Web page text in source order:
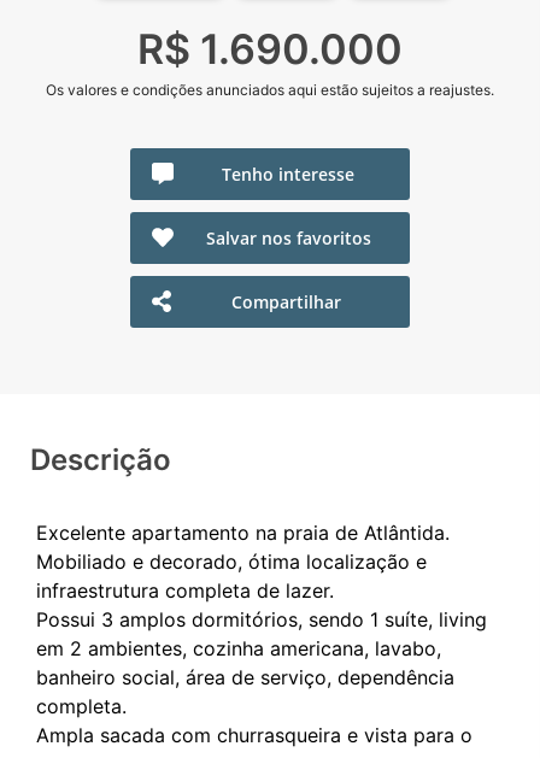
R$ 1.690.000
Os valores e condições anunciados aqui estão sujeitos a reajustes.
Tenho interesse
Salvar nos favoritos
Compartilhar
Descrição
Excelente apartamento na praia de Atlântida.
Mobiliado e decorado, ótima localização e
infraestrutura completa de lazer.
Possui 3 amplos dormitórios, sendo 1 suíte, living
em 2 ambientes, cozinha americana, lavabo,
banheiro social, área de serviço, dependência
completa.
Ampla sacada com churrasqueira e vista para o